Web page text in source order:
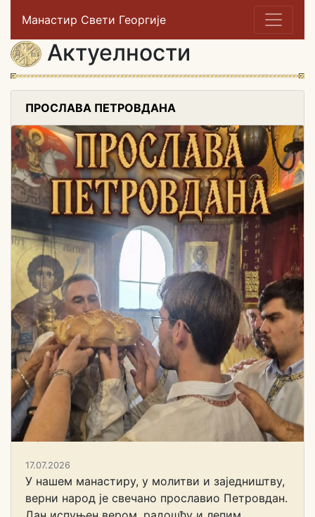
Манастир Свети Георгије
Актуелности
ПРОСЛАВА ПЕТРОВДАНА
17.07.2026
У нашем манастиру, у молитви и заједништву,
верни народ је свечано прославио Петровдан.